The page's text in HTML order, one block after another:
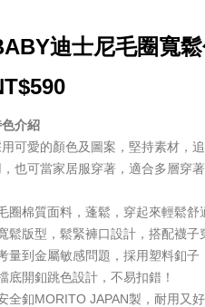
迪士尼毛圈寬
590
介紹
可愛的顏色及圖案，堅持素材，
，也可當家居服穿著，適合多層穿著
圈棉質面料，蓬鬆，穿起來輕鬆舒
鬆版型，鬆緊褲口設計，搭配襪子
量到金屬敏感問題，採用塑料釦子
底開釦跳色設計，不易扣錯！
全釦MORITO JAPAN製，耐用又